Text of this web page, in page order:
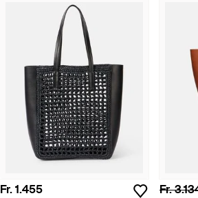
Fr. 1.455 Fr.